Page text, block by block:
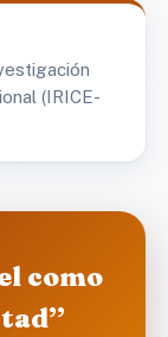
(IRICE-
como